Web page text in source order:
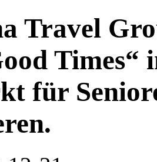
Travel
Times“
für